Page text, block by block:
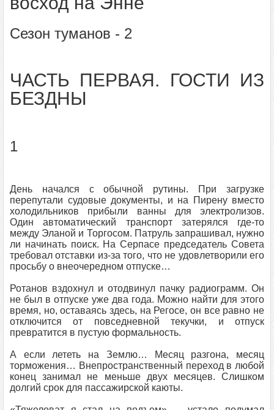
Сезон туманов - 2
ЧАСТЬ ПЕРВАЯ. ГОСТИ ИЗ
БЕЗДНЫ
1
День начался с обычной рутины. При загрузке
перепутали судовые документы, и на Пирену вместо
холодильников прибыли ванны для электролизов.
Один автоматический транспорт затерялся где-то
между Эланой и Торгосом. Патруль запрашивал, нужно
ли начинать поиск. На Серпасе председатель Совета
требовал отставки из-за того, что не удовлетворили его
просьбу о внеочередном отпуске…
Ротанов вздохнул и отодвинул пачку радиограмм. Он
не был в отпуске уже два года. Можно найти для этого
время, но, оставаясь здесь, на Регосе, он все равно не
отключится от повседневной текучки, и отпуск
превратится в пустую формальность.
А если лететь на Землю… Месяц разгона, месяц
торможения… Внепространственный переход в любой
конец занимал не меньше двух месяцев. Слишком
долгий срок для пассажирской каюты.